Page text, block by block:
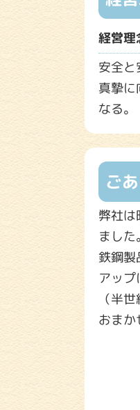
経営理
安全と
真摯
なる。
ご
弊社
ました。
鉄鋼
アッ
（半
おまか